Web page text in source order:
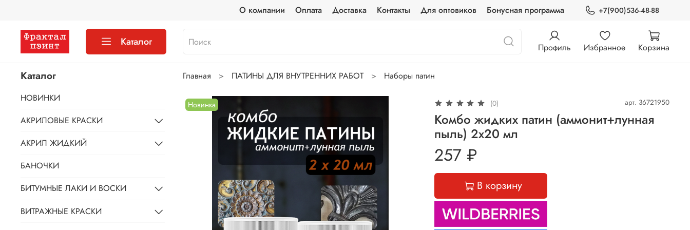
О компании Оплата Доставка Контакты Для оптовиков Бонусная программа +7(900)536-48-88
Каталог Профиль Избранное Корзина
Главная ПАТИНЫ ДЛЯ ВНУТРЕННИХ РАБОТ Наборы патин
Новинка (0) арт. 36721950
Комбо жидких патин (аммонит+лунная
пыль) 2х20 мл
257 ₽
В корзину
Каталог
НОВИНКИ
АКРИЛОВЫЕ КРАСКИ
АКРИЛ ЖИДКИЙ
БАНОЧКИ
БИТУМНЫЕ ЛАКИ И ВОСКИ
ВИТРАЖНЫЕ КРАСКИ